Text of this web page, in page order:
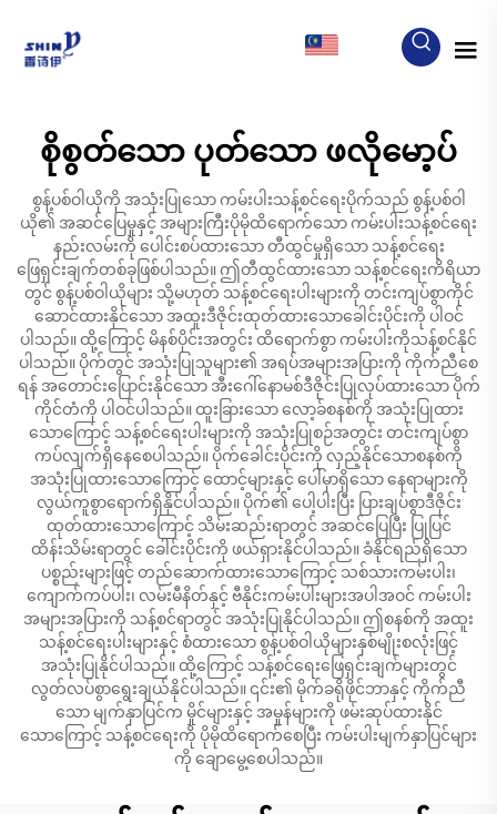
စိုစွတ်သော ပုတ်သော ဖလိုမော့ပ်
စွန့်ပစ်ဝါယိုကို အသုံးပြုသော ကမ်းပါးသန့်စင်ရေးပိုက်သည် စွန့်ပစ်ဝါ
ယို၏ အဆင်ပြေမှုနှင့် အများကြီးပိုမိုထိရောက်သော ကမ်းပါးသန့်စင်ရေး
နည်းလမ်းကို ပေါင်းစပ်ထားသော တီထွင်မှုရှိသော သန့်စင်ရေး
ဖြေရှင်းချက်တစ်ခုဖြစ်ပါသည်။ ဤတီထွင်ထားသော သန့်စင်ရေးကိရိယာ
တွင် စွန့်ပစ်ဝါယိုများ သို့မဟုတ် သန့်စင်ရေးပါးများကို တင်းကျပ်စွာကိုင်
ဆောင်ထားနိုင်သော အထူးဒီဇိုင်းထုတ်ထားသောခေါင်းပိုင်းကို ပါဝင်
ပါသည်။ ထို့ကြောင့် မိနစ်ပိုင်းအတွင်း ထိရောက်စွာ ကမ်းပါးကိုသန့်စင်နိုင်
ပါသည်။ ပိုက်တွင် အသုံးပြုသူများ၏ အရပ်အများအပြားကို ကိုက်ညီစေ
ရန် အတောင်းပြောင်းနိုင်သော အီးဂေါ်နောမစ်ဒီဇိုင်းပြုလုပ်ထားသော ပိုက်
ကိုင်တံကို ပါဝင်ပါသည်။ ထူးခြားသော လော့ခ်စနစ်ကို အသုံးပြုထား
သောကြောင့် သန့်စင်ရေးပါးများကို အသုံးပြုစဉ်အတွင်း တင်းကျပ်စွာ
ကပ်လျက်ရှိနေစေပါသည်။ ပိုက်ခေါင်းပိုင်းကို လှည့်နိုင်သောစနစ်ကို
အသုံးပြုထားသောကြောင့် ထောင့်များနှင့် ပေါ်မှာရှိသော နေရာများကို
လွယ်ကူစွာရောက်ရှိနိုင်ပါသည်။ ပိုက်၏ ပေါ့ပါးပြီး ပြားချပ်စွာဒီဇိုင်း
ထုတ်ထားသောကြောင့် သိမ်းဆည်းရာတွင် အဆင်ပြေပြီး ပြုပြင်
ထိန်းသိမ်းရာတွင် ခေါင်းပိုင်းကို ဖယ်ရှားနိုင်ပါသည်။ ခံနိုင်ရည်ရှိသော
ပစ္စည်းများဖြင့် တည်ဆောက်ထားသောကြောင့် သစ်သားကမ်းပါး၊
ကျောက်ကပ်ပါး၊ လမ်းမီနိတ်နှင့် ဗီနိုင်းကမ်းပါးများအပါအဝင် ကမ်းပါး
အများအပြားကို သန့်စင်ရာတွင် အသုံးပြုနိုင်ပါသည်။ ဤစနစ်ကို အထူး
သန့်စင်ရေးပါးများနှင့် စံထားသော စွန့်ပစ်ဝါယိုများနှစ်မျိုးစလုံးဖြင့်
အသုံးပြုနိုင်ပါသည်။ ထို့ကြောင့် သန့်စင်ရေးဖြေရှင်းချက်များတွင်
လွတ်လပ်စွာရွေးချယ်နိုင်ပါသည်။ ၎င်း၏ မိုက်ခရိုဖိုင်ဘာနှင့် ကိုက်ညီ
သော မျက်နှာပြင်က မှိုင်များနှင့် အမှုန်များကို ဖမ်းဆုပ်ထားနိုင်
သောကြောင့် သန့်စင်ရေးကို ပိုမိုထိရောက်စေပြီး ကမ်းပါးမျက်နှာပြင်များ
ကို ချောမွေ့စေပါသည်။